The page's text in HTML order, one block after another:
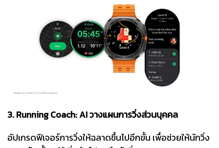
3. Running Coach: AI วางแผนการวิ่งส่วนบุคคล
อัปเกรดฟีเจอร์การวิ่งให้ฉลาดขึ้นไปอีกขั้น เพื่อช่วยให้นักวิ่ง